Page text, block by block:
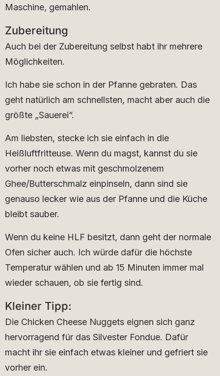
Maschine, gemahlen.
Zubereitung
Auch bei der Zubereitung selbst habt ihr mehrere
Möglichkeiten.
Ich habe sie schon in der Pfanne gebraten. Das
geht natürlich am schnellsten, macht aber auch die
größte „Sauerei“.
Am liebsten, stecke ich sie einfach in die
Heißluftfritteuse. Wenn du magst, kannst du sie
vorher noch etwas mit geschmolzenem
Ghee/Butterschmalz einpinseln, dann sind sie
genauso lecker wie aus der Pfanne und die Küche
bleibt sauber.
Wenn du keine HLF besitzt, dann geht der normale
Ofen sicher auch. Ich würde dafür die höchste
Temperatur wählen und ab 15 Minuten immer mal
wieder schauen, ob sie fertig sind.
Kleiner Tipp:
Die Chicken Cheese Nuggets eignen sich ganz
hervorragend für das Silvester Fondue. Dafür
macht ihr sie einfach etwas kleiner und gefriert sie
vorher ein.